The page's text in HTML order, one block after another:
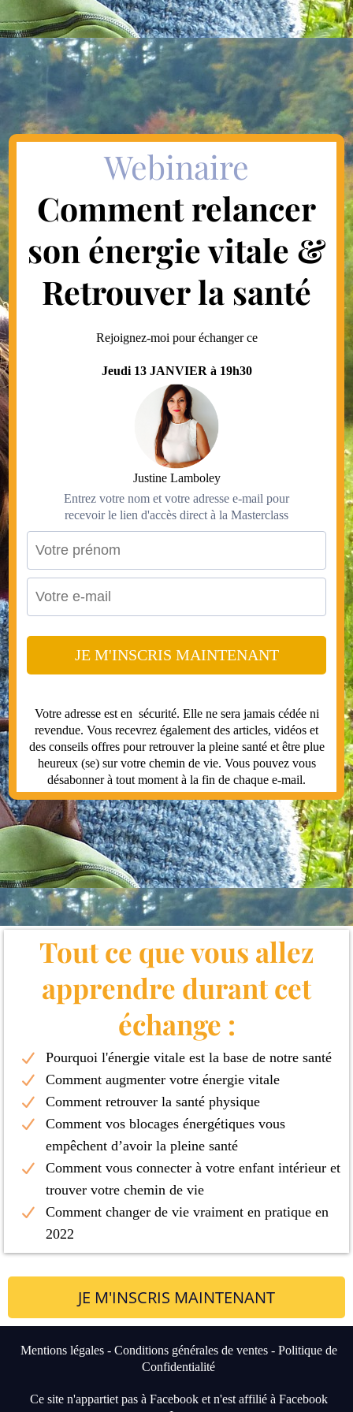
Webinaire
Comment relancer
son énergie vitale &
Retrouver la santé
Rejoignez-moi pour échanger ce
Jeudi 13 JANVIER à 19h30
Justine Lamboley
Entrez votre nom et votre adresse e-mail pour
recevoir le lien d'accès direct à la Masterclass
JE M'INSCRIS MAINTENANT
Votre adresse est en sécurité. Elle ne sera jamais cédée ni
revendue. Vous recevrez également des articles, vidéos et
des conseils offres pour retrouver la pleine santé et être plue
heureux (se) sur votre chemin de vie. Vous pouvez vous
désabonner à tout moment à la fin de chaque e-mail.
Tout ce que vous allez
apprendre durant cet
échange :
Pourquoi l'énergie vitale est la base de notre santé
Comment augmenter votre énergie vitale
Comment retrouver la santé physique
Comment vos blocages énergétiques vous
empêchent d’avoir la pleine santé
Comment vous connecter à votre enfant intérieur et
trouver votre chemin de vie
Comment changer de vie vraiment en pratique en
2022
JE M'INSCRIS MAINTENANT
Mentions légales- Conditions générales de ventes- Politique de
Confidentialité
Ce site n'appartiet pas à Facebook et n'est affilié à Facebook